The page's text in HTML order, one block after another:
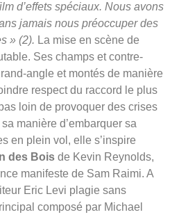
d’effets spéciaux. Nous avons
jamais nous préoccuper des
» (2). La mise en scène de
Ses champs et contre-
angle et montés de manière
respect du raccord le plus
loin de provoquer des crises
manière d’embarquer sa
en plein vol, elle s’inspire
des Bois de Kevin Reynolds,
manifeste de Sam Raimi. A
Eric Levi plagie sans
composé par Michael